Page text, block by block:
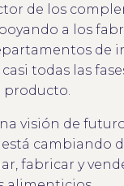
de los
a los
de
todas las
producto.
visión de
cambiando
fabricar y